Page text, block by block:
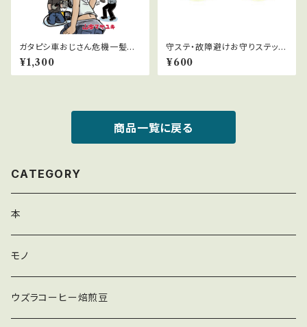
ガタピシ車おじさん危機一髪オ
リジナル2巻
¥1,300
守ステ・故障避けお守りステッカ
ー直径5cm(2枚入り)
¥600
商品一覧に戻る
CATEGORY
本
モノ
ウズラコーヒー焙煎豆